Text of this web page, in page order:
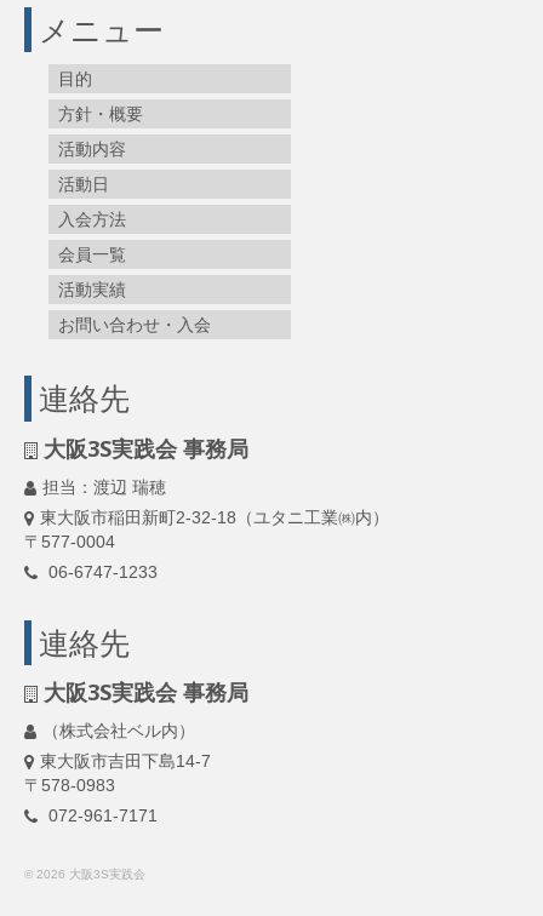
メニュー
目的
方針・概要
活動内容
活動日
入会方法
会員一覧
活動実績
お問い合わせ・入会
連絡先
大阪3S実践会 事務局
担当：渡辺 瑞穂
東大阪市稲田新町2-32-18（ユタニ工業㈱内）
〒577-0004
06-6747-1233
連絡先
大阪3S実践会 事務局
（株式会社ベル内）
東大阪市吉田下島14-7
〒578-0983
072-961-7171
© 2026 大阪3S実践会